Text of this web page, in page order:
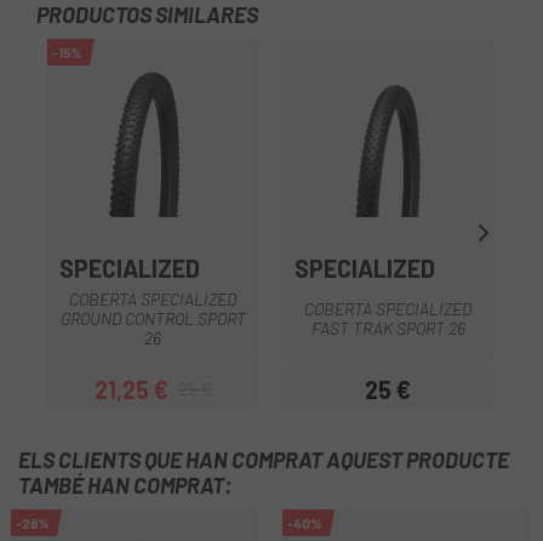
PRODUCTOS SIMILARES
-15%
SPECIALIZED
COBERTA SPECIALIZED
GROUND CONTROL SPORT
26
Preu
21,25 €Preu regular
SPECIALIZED
COBERTA SPECIALIZED
FAST TRAK SPORT 26
Preu
25 €
ELS CLIENTS QUE HAN COMPRAT AQUEST PRODUCTE
TAMBÉ HAN COMPRAT:
-26% -40%